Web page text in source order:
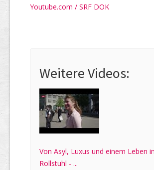
Youtube.com / SRF DOK
Weitere Videos:
Von Asyl, Luxus und einem Leben
Rollstuhl - ...